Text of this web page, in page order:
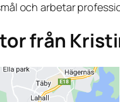
och arbetar
från